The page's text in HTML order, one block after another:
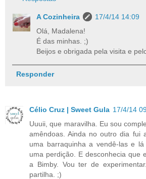
A Cozinheira
17/4/14 14:09
Olá, Madalena!
É das minhas. ;)
Beijos e obrigada pela visita e
Responder
Célio Cruz | Sweet Gula 17/4/14
Uuuii, que maravilha. Eu sou
amêndoas. Ainda no outro dia fui
uma barraquinha a vendê-las e
uma perdição. E desconhecia que
a Bimby. Vou ter de
partilha. ;)